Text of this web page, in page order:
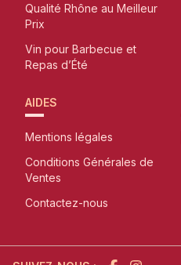
Qualité Rhône au Meilleur
Prix
Vin pour Barbecue et
Repas d’Été
AIDES
Mentions légales
Conditions Générales de
Ventes
Contactez-nous